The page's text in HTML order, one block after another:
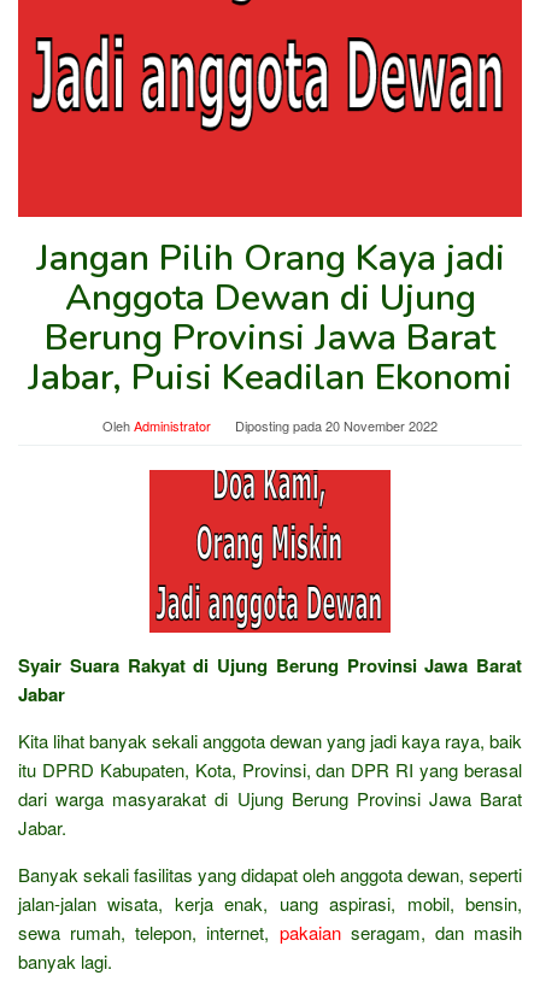
Jangan Pilih Orang Kaya jadi
Anggota Dewan di Ujung
Berung Provinsi Jawa Barat
Jabar, Puisi Keadilan Ekonomi
OlehAdministrator Diposting pada20 November 2022
Syair Suara Rakyat di Ujung Berung Provinsi Jawa Barat
Jabar
Kita lihat banyak sekali anggota dewan yang jadi kaya raya, baik
itu DPRD Kabupaten, Kota, Provinsi, dan DPR RI yang berasal
dari warga masyarakat di Ujung Berung Provinsi Jawa Barat
Jabar.
Banyak sekali fasilitas yang didapat oleh anggota dewan, seperti
jalan-jalan wisata, kerja enak, uang aspirasi, mobil, bensin,
sewa rumah, telepon, internet, pakaianseragam, dan masih
banyak lagi.